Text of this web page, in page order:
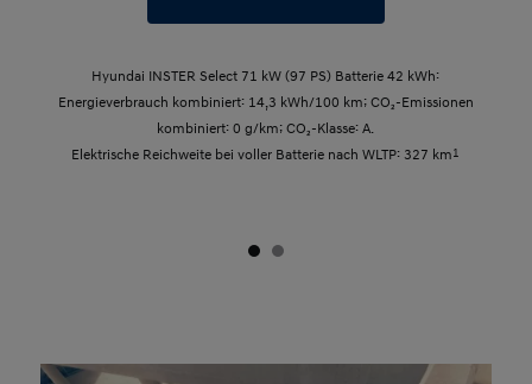
Hyundai INSTER Select 71 kW (97 PS) Batterie 42 kWh:
Energieverbrauch kombiniert: 14,3 kWh/100 km; CO₂-Emissionen
kombiniert: 0 g/km; CO₂-Klasse: A.
Elektrische Reichweite bei voller Batterie nach WLTP: 327 km1